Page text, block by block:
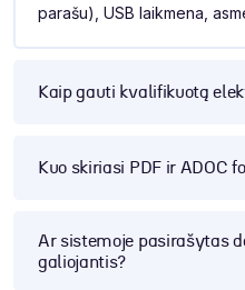
parašu), USB laikmena,
Kaip gauti kvalifikuotą
Kuo skiriasi PDF ir ADOC
Ar sistemoje pasirašytas
galiojantis?